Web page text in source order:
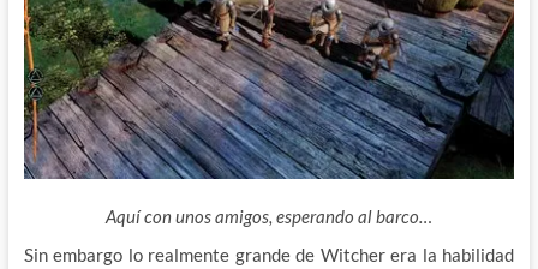
Aquí con unos amigos, esperando al barco…
Sin embargo lo realmente grande de Witcher era la habilidad